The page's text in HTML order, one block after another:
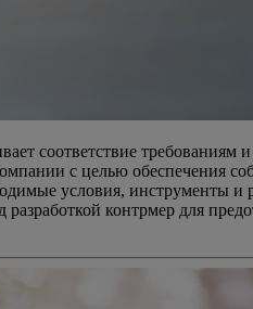
соответствие требованиям
с целью обеспечения
условия, инструменты и
контрмер для